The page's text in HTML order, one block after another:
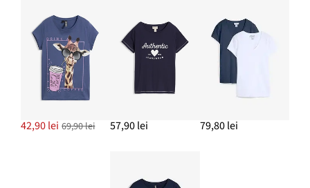
42,90 lei 69,90 lei 57,90 lei 79,80 lei